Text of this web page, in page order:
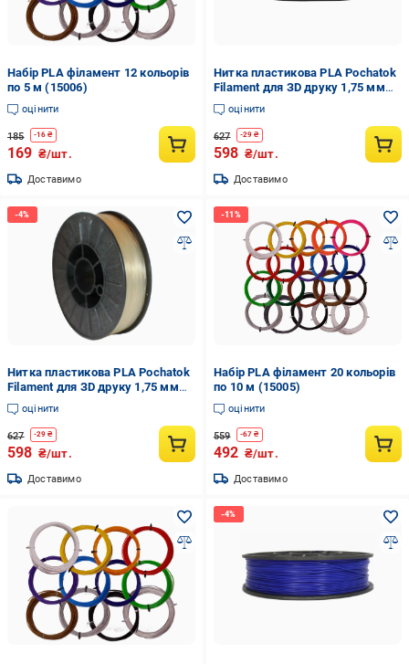
Набір PLA філамент 12 кольорів
по 5 м (15006)
оцінити
185 -16 ₴
169 ₴/шт.
Доставимо
Нитка пластикова PLA Pochatok
Filament для ЗD друку 1,75 мм
0,75 кг Світло-жовтий (13021)
оцінити
627 -29 ₴
598 ₴/шт.
Доставимо
Нитка пластикова PLA Pochatok
Filament для ЗD друку 1,75 мм
0,75 кг Прозорий (13001)
оцінити
627 -29 ₴
598 ₴/шт.
Доставимо
Набір PLA філамент 20 кольорів
по 10 м (15005)
оцінити
559 -67 ₴
492 ₴/шт.
Доставимо